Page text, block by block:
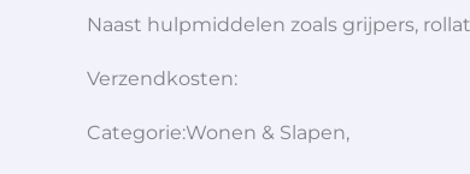
Naast hulpmiddelen zoals grijpers,
Verzendkosten:
Categorie:Wonen & Slapen,